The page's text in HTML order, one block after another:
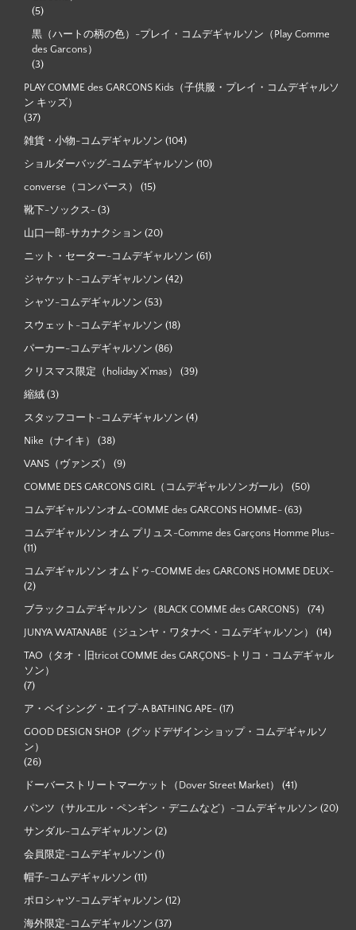
(5)
黒（ハートの柄の色）-プレイ・コムデギャルソン（Play Comme
des Garcons）
(3)
PLAY COMME des GARCONS Kids（子供服・プレイ・コムデギャルソ
ン キッズ）
(37)
雑貨・小物-コムデギャルソン (104)
ショルダーバッグ-コムデギャルソン (10)
converse（コンバース） (15)
靴下-ソックス- (3)
山口一郎-サカナクション (20)
ニット・セーター-コムデギャルソン (61)
ジャケット-コムデギャルソン (42)
シャツ-コムデギャルソン (53)
スウェット-コムデギャルソン (18)
パーカー-コムデギャルソン (86)
クリスマス限定（holiday X'mas） (39)
縮絨 (3)
スタッフコート-コムデギャルソン (4)
Nike（ナイキ） (38)
VANS（ヴァンズ） (9)
COMME DES GARCONS GIRL（コムデギャルソンガール） (50)
コムデギャルソンオム-COMME des GARCONS HOMME- (63)
コムデギャルソン オム プリュス-Comme des Garçons Homme Plus-
(11)
コムデギャルソン オムドゥ-COMME des GARCONS HOMME DEUX-
(2)
ブラックコムデギャルソン（BLACK COMME des GARCONS） (74)
JUNYA WATANABE（ジュンヤ・ワタナベ・コムデギャルソン） (14)
TAO（タオ・旧tricot COMME des GARÇONS-トリコ・コムデギャル
ソン）
(7)
ア・ベイシング・エイプ-A BATHING APE- (17)
GOOD DESIGN SHOP（グッドデザインショップ・コムデギャルソ
ン）
(26)
ドーバーストリートマーケット（Dover Street Market） (41)
パンツ（サルエル・ペンギン・デニムなど）-コムデギャルソン (20)
サンダル-コムデギャルソン (2)
会員限定-コムデギャルソン (1)
帽子-コムデギャルソン (11)
ポロシャツ-コムデギャルソン (12)
海外限定-コムデギャルソン (37)